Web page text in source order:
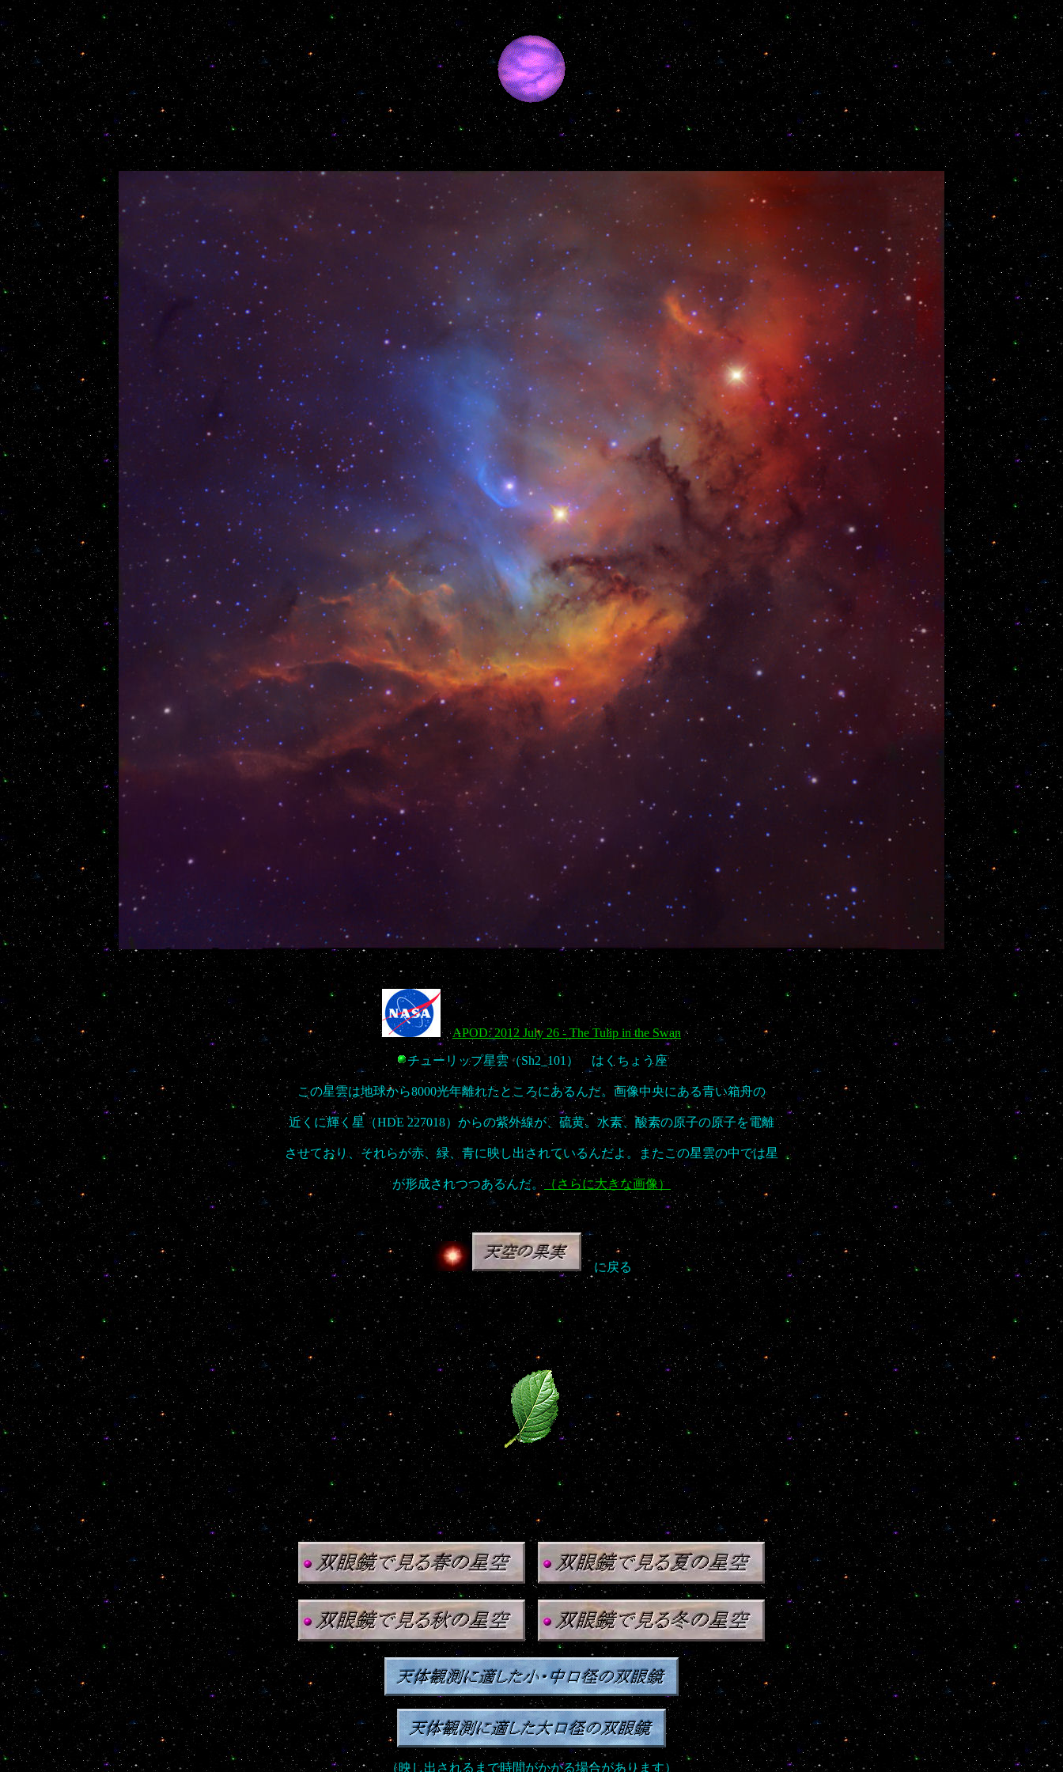
APOD: 2012 July 26 - The Tulip in the Swan
チューリップ星雲（Sh2_101） はくちょう座
この星雲は地球から8000光年離れたところにあるんだ。画像中央にある青い箱舟の
近くに輝く星（HDE 227018）からの紫外線が、硫黄。水素、酸素の原子の原子を電離
させており、それらが赤、緑、青に映し出されているんだよ。またこの星雲の中では星
が形成されつつあるんだ。（さらに大きな画像）
に戻る
（映し出されるまで時間がかかる場合があります）